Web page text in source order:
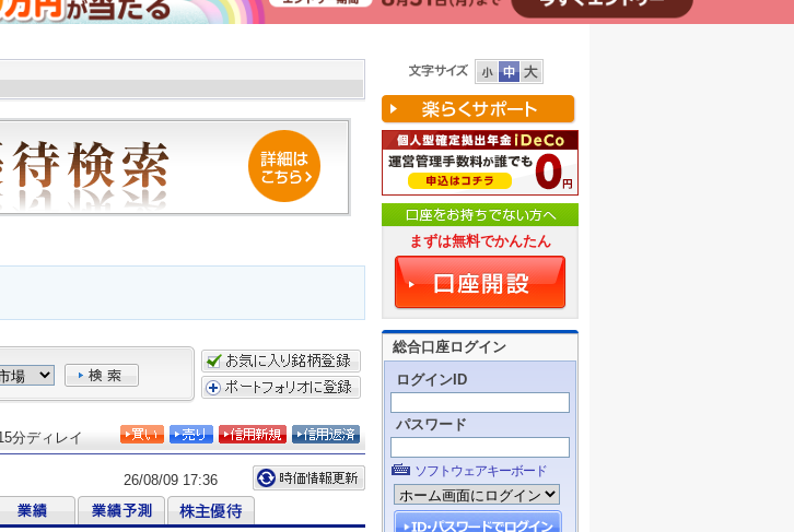
まずは無料でかんたん
総合口座ログイン
ログインID
パスワード
ソフトウェアキーボード